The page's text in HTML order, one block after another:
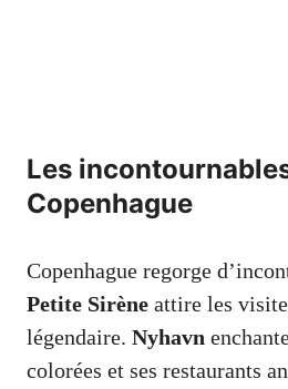
Les
Copenhague
Copenhague regorge
Petite Sirène attire les
légendaire. Nyhavn
colorées et ses restaurants